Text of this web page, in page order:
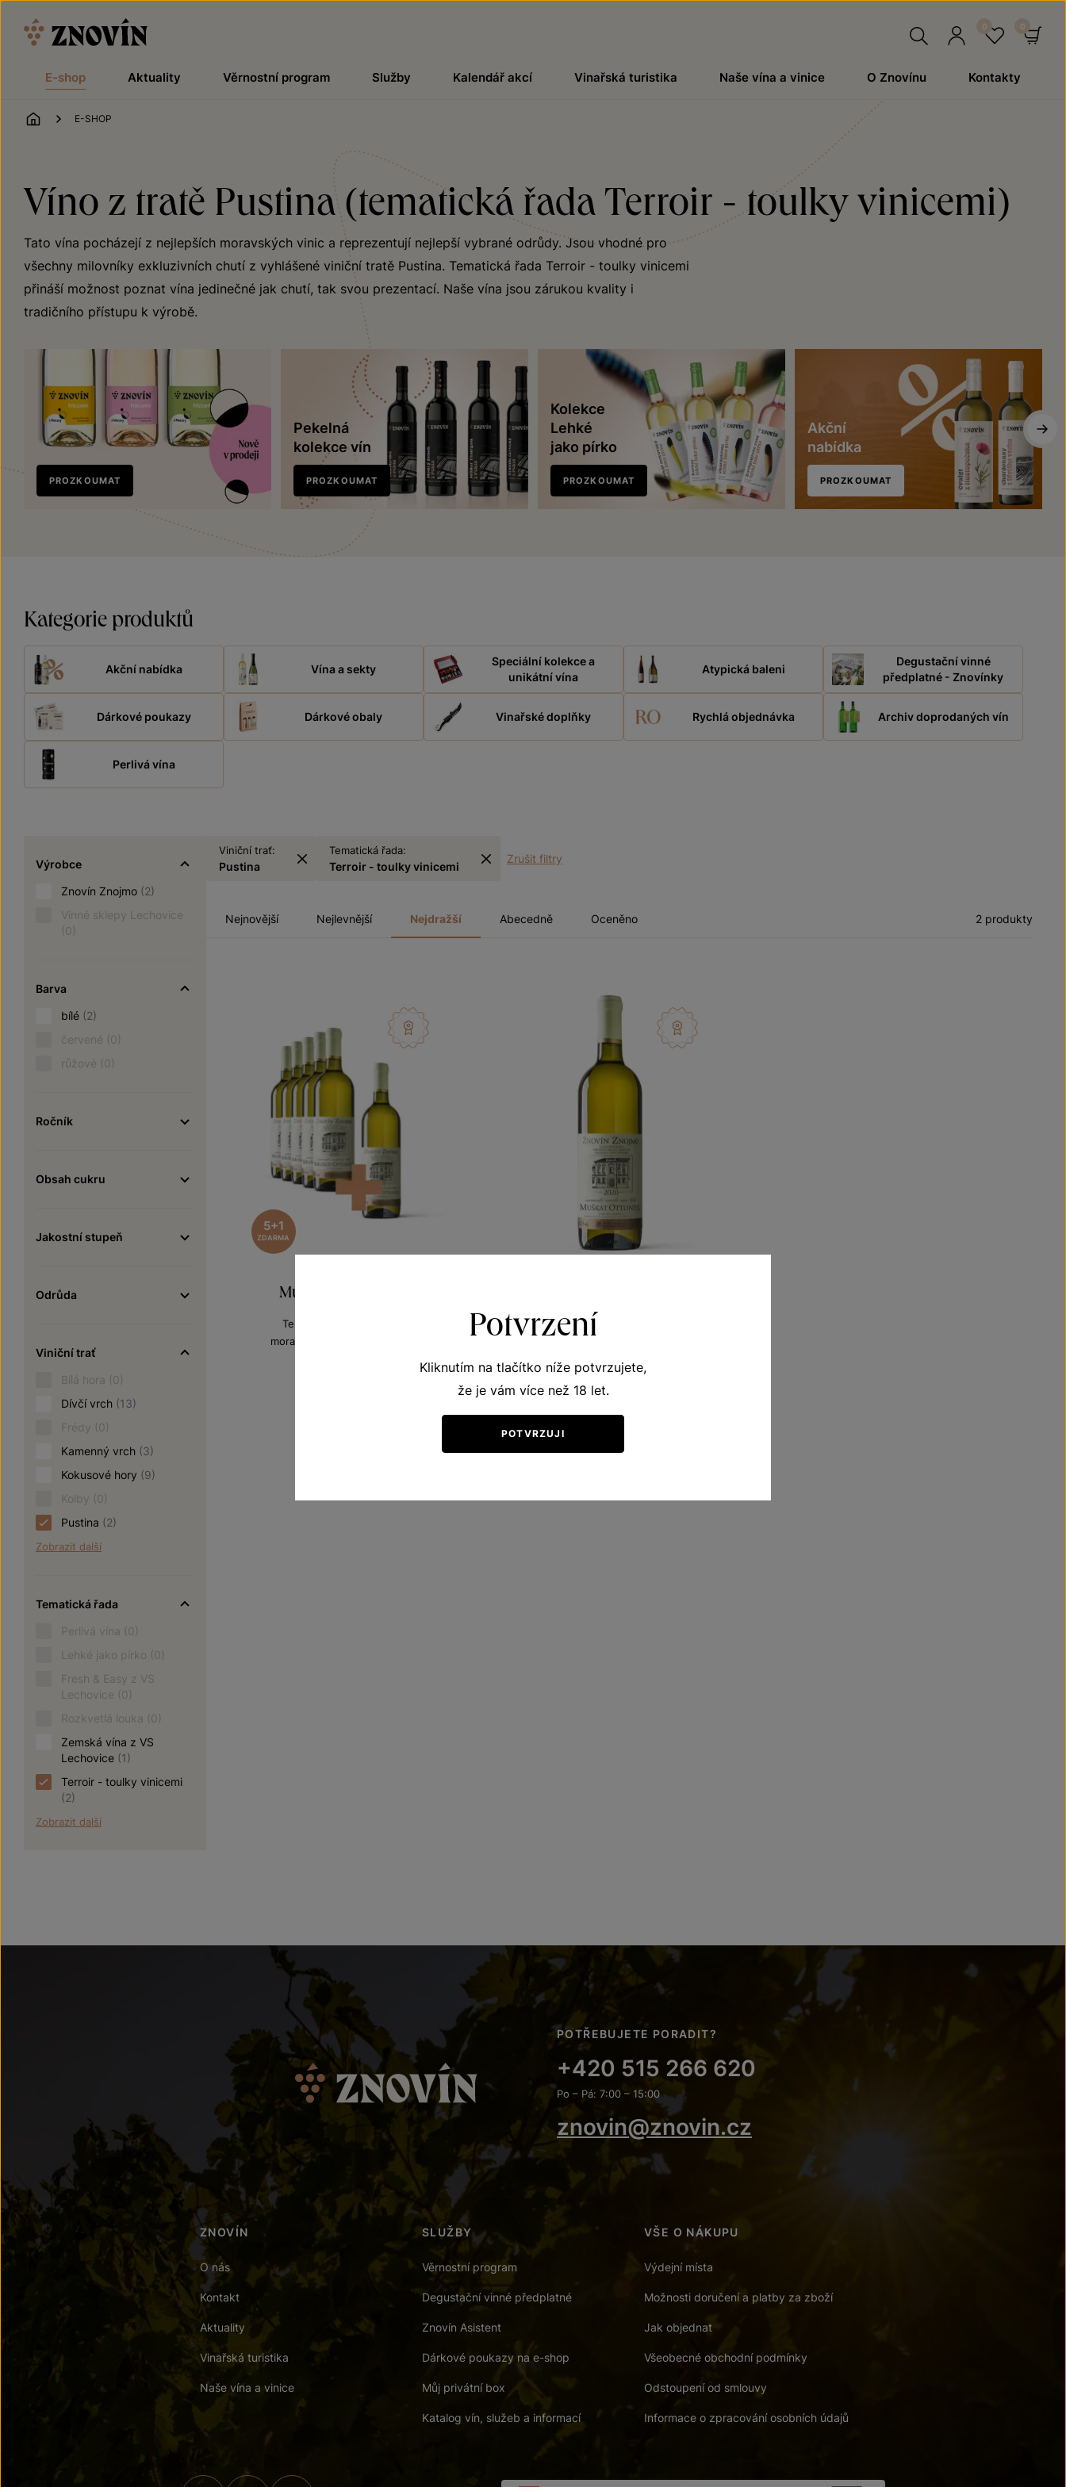
E-shop Aktuality Věrnostní program Služby Kalendář akcí Vinařská turistika Naše vína a vinice O Znovínu Kontakty
ÚVOD
E-SHOP
Víno z tratě Pustina (tematická řada Terroir - toulky vinicemi)
Tato vína pocházejí z nejlepších moravských vinic a reprezentují nejlepší vybrané odrůdy. Jsou vhodné pro
všechny milovníky exkluzivních chutí z vyhlášené viniční tratě Pustina. Tematická řada Terroir - toulky vinicemi
přináší možnost poznat vína jedinečné jak chutí, tak svou prezentací. Naše vína jsou zárukou kvality i
tradičního přístupu k výrobě.
Nově
v prodeji
PROZKOUMAT
Pekelná
kolekce vín
PROZKOUMAT
Kolekce
Lehké
jako pírko
PROZKOUMAT
Akční
nabídka
PROZKOUMAT
Kategorie produktů
Akční nabídka Vína a sekty
Speciální kolekce a
unikátní vína
Atypická baleni
Degustační vinné
předplatné - Znovínky
Dárkové poukazy Dárkové obaly Vinařské doplňky Rychlá objednávka Archiv doprodaných vín
Perlivá vína
Výrobce
Znovín Znojmo (2)
Vinné sklepy Lechovice
(0)
Barva
bílé (2)
červené (0)
růžové (0)
Ročník
Obsah cukru
Jakostní stupeň
Odrůda
Viniční trať
Bílá hora (0)
Dívčí vrch (13)
Frédy (0)
Kamenný vrch (3)
Kokusové hory (9)
Kolby (0)
Pustina (2)
Zobrazit další
Tematická řada
Perlivá vína (0)
Lehké jako pírko (0)
Fresh & Easy z VS
Lechovice (0)
Rozkvetlá louka (0)
Zemská vína z VS
Lechovice (1)
Terroir - toulky vinicemi
(2)
Zobrazit další
Viniční trať:
Pustina
Tematická řada:
Terroir - toulky vinicemi
Zrušit filtry
Nejnovější Nejlevnější Nejdražší Abecedně Oceněno 2 produkty
5+1
ZDARMA
Muškát Ottonel 5+1
Terroir - toulky vinicemi
moravské zemské víno 2020
Terroir - toulky vinicemi
120 Kč
POTŘEBUJETE PORADIT?
+420 515 266 620
Po – Pá: 7:00 – 15:00
znovin@znovin.cz
ZNOVÍN
O nás
Kontakt
Aktuality
Vinařská turistika
Naše vína a vinice
SLUŽBY
Věrnostní program
Degustační vinné předplatné
Znovín Asistent
Dárkové poukazy na e-shop
Můj privátní box
Katalog vín, služeb a informací
VŠE O NÁKUPU
Výdejní místa
Možnosti doručení a platby za zboží
Jak objednat
Všeobecné obchodní podmínky
Odstoupení od smlouvy
Informace o zpracování osobních údajů
Potvrzení
Kliknutím na tlačítko níže potvrzujete,
že je vám více než 18 let.
POTVRZUJI